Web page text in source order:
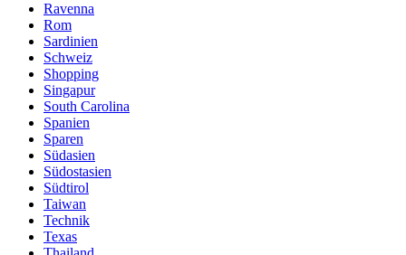
Ravenna
Rom
Sardinien
Schweiz
Shopping
Singapur
South Carolina
Spanien
Sparen
Südasien
Südostasien
Südtirol
Taiwan
Technik
Texas